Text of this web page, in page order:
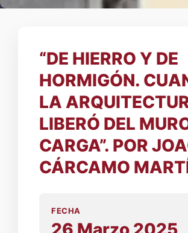
“DE HIERRO Y DE
HORMIGÓN.
LA
LIBERÓ DEL
CARGA”. POR
CÁRCAMO
FECHA